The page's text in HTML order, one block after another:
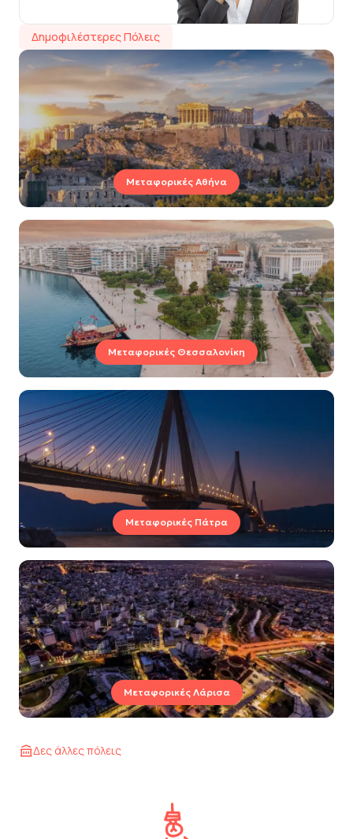
Δημοφιλέστερες Πόλεις
Μεταφορικές Αθήνα
Μεταφορικές Θεσσαλονίκη
Μεταφορικές Πάτρα
Μεταφορικές Λάρισα
Δες άλλες πόλεις